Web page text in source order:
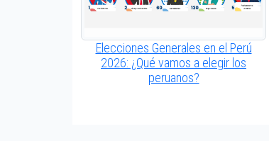
Elecciones Generales en el Perú
2026: ¿Qué vamos a elegir los
peruanos?